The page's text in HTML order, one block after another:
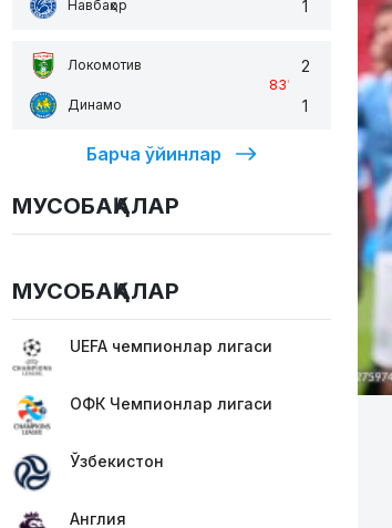
Навбаҳор 1
Локомотив
Динамо
83'
2
1
Барча ўйинлар
МУСОБАҚАЛАР
МУСОБАҚАЛАР
UEFA чемпионлар лигаси
ОФК Чемпионлар лигаси
Ўзбекистон
Англия